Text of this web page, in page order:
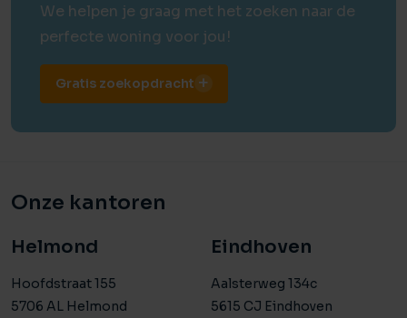
We helpen je graag met het zoeken naar de
perfecte woning voor jou!
Gratis zoekopdracht
Onze kantoren
Helmond
Hoofdstraat 155
5706 AL Helmond
Eindhoven
Aalsterweg 134c
5615 CJ Eindhoven